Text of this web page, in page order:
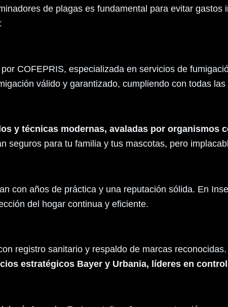
de plagas es fundamental para evitar
COFEPRIS, especializada en servicios de
válido y garantizado, cumpliendo con todas
y técnicas modernas, avaladas por organismos
seguros para tu familia y tus mascotas, pero
con años de práctica y una reputación sólida. En
del hogar continua y eficiente.
registro sanitario y respaldo de marcas reconocidas.
estratégicos Bayer y Urbania, líderes en